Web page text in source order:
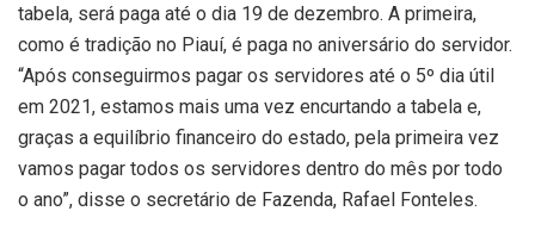
tabela, será paga até o dia 19 de dezembro. A primeira,
como é tradição no Piauí, é paga no aniversário do servidor.
“Após conseguirmos pagar os servidores até o 5º dia útil
em 2021, estamos mais uma vez encurtando a tabela e,
graças a equilíbrio financeiro do estado, pela primeira vez
vamos pagar todos os servidores dentro do mês por todo
o ano”, disse o secretário de Fazenda, Rafael Fonteles.